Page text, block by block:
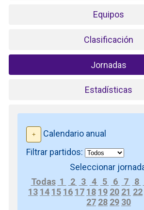
Equipos
Clasificación
Jornadas
Estadísticas
Calendario anual
Filtrar partidos:
Seleccionar
Todas 1 2 3 4 5 6 7 8
13 14 15 16 17 18 19 20 21 22
27 28 29 30